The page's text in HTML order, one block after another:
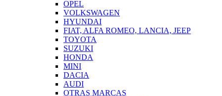
OPEL
VOLKSWAGEN
HYUNDAI
FIAT, ALFA ROMEO, LANCIA, JEEP
TOYOTA
SUZUKI
HONDA
MINI
DACIA
AUDI
OTRAS MARCAS